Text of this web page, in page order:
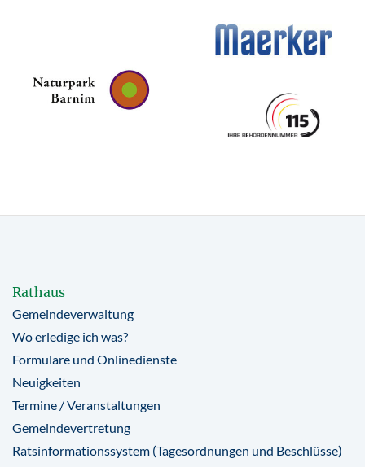
Rathaus
Gemeindeverwaltung
Wo erledige ich was?
Formulare und Onlinedienste
Neuigkeiten
Termine / Veranstaltungen
Gemeindevertretung
Ratsinformationssystem (Tagesordnungen und Beschlüsse)